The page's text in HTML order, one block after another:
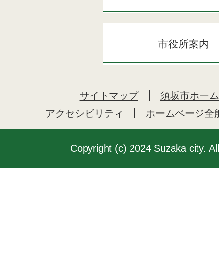
市役所案内
サイトマップ
須坂市ホー
アクセシビリティ
ホームページ全
Copyright (c) 2024 Suzaka city.